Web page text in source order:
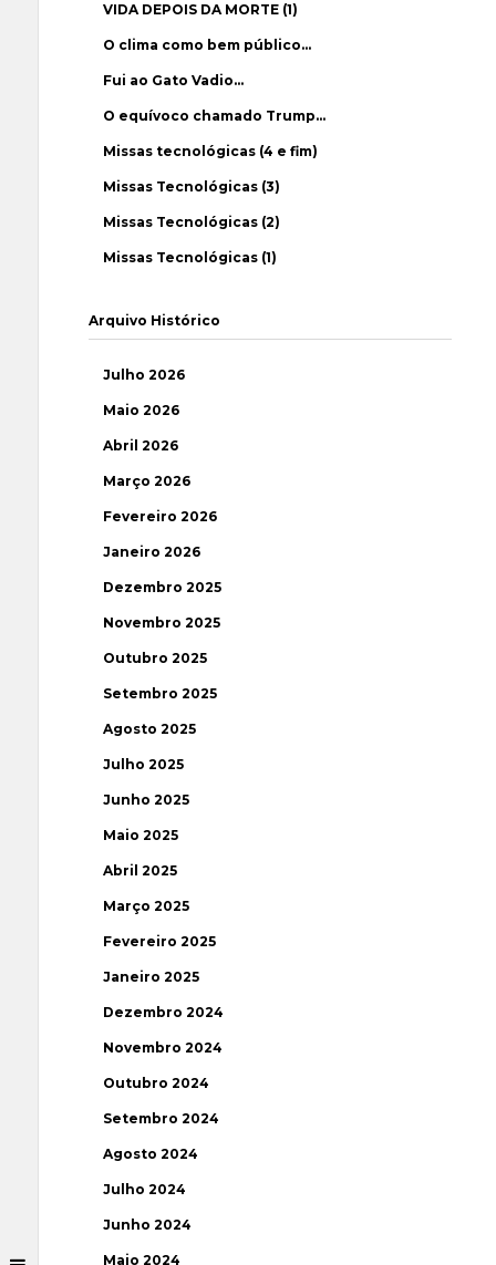
VIDA DEPOIS DA MORTE (1)
O clima como bem público…
Fui ao Gato Vadio…
O equívoco chamado Trump…
Missas tecnológicas (4 e fim)
Missas Tecnológicas (3)
Missas Tecnológicas (2)
Missas Tecnológicas (1)
Arquivo Histórico
Julho 2026
Maio 2026
Abril 2026
Março 2026
Fevereiro 2026
Janeiro 2026
Dezembro 2025
Novembro 2025
Outubro 2025
Setembro 2025
Agosto 2025
Julho 2025
Junho 2025
Maio 2025
Abril 2025
Março 2025
Fevereiro 2025
Janeiro 2025
Dezembro 2024
Novembro 2024
Outubro 2024
Setembro 2024
Agosto 2024
Julho 2024
Junho 2024
Maio 2024